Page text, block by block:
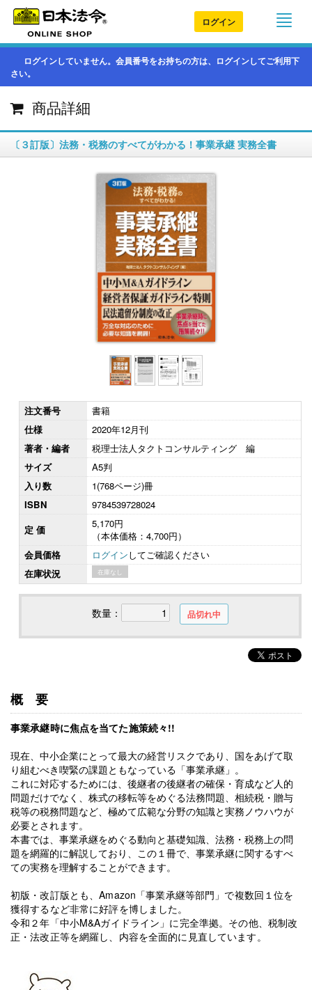
ログイン
ログインしていません。会員番号をお持ちの方は、ログインしてご利用下
さい。
商品詳細
〔３訂版〕法務・税務のすべてがわかる！事業承継 実務全書
注文番号
書籍
仕様
2020年12月刊
著者・編者
税理士法人タクトコンサルティング 編
サイズ
A5判
入り数
1(768ページ)冊
ISBN
9784539728024
定 価
5,170円
（本体価格：4,700円）
会員価格
ログインしてご確認ください
在庫状況
在庫なし
数量： 品切れ中
概要
事業承継時に焦点を当てた施策続々!!
現在、中小企業にとって最大の経営リスクであり、国をあげて取
り組むべき喫緊の課題ともなっている「事業承継」。
これに対応するためには、後継者の後継者の確保・育成など人的
問題だけでなく、株式の移転等をめぐる法務問題、相続税・贈与
税等の税務問題など、極めて広範な分野の知識と実務ノウハウが
必要とされます。
本書では、事業承継をめぐる動向と基礎知識、法務・税務上の問
題を網羅的に解説しており、この１冊で、事業承継に関するすべ
ての実務を理解することができます。
初版・改訂版とも、Amazon「事業承継等部門」で複数回１位を
獲得するなど非常に好評を博しました。
令和２年「中小M&Aガイドライン」に完全準拠。その他、税制改
正・法改正等を網羅し、内容を全面的に見直しています。